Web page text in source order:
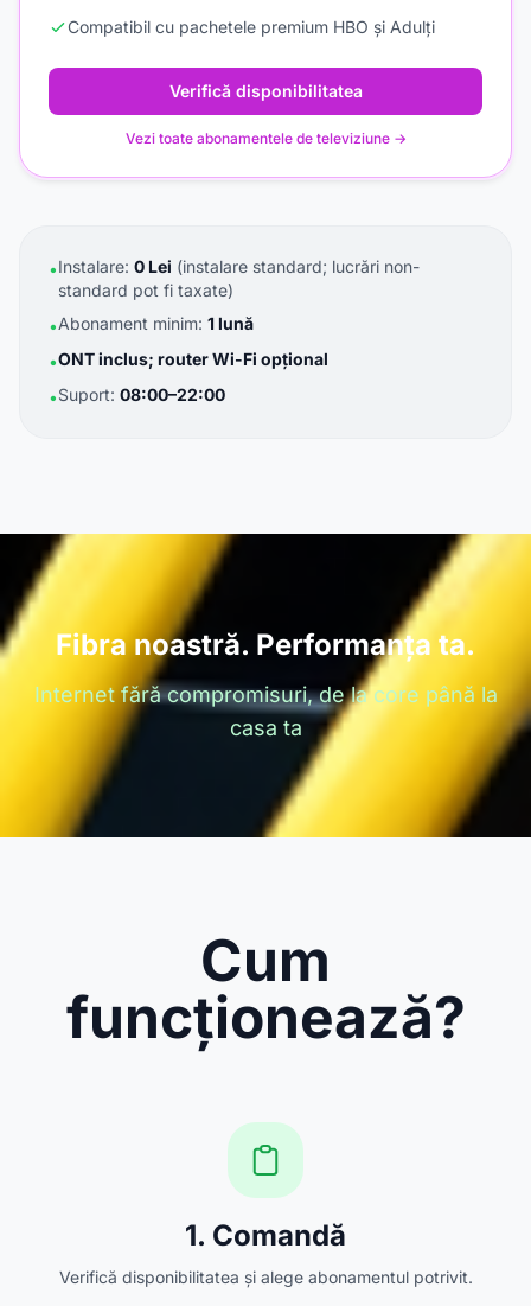
Compatibil cu pachetele premium HBO și Adulți
Verifică disponibilitatea
Vezi toate abonamentele de televiziune →
•Instalare: 0 Lei (instalare standard; lucrări non-
standard pot fi taxate)
•Abonament minim: 1 lună
•ONT inclus; router Wi-Fi opțional
•Suport: 08:00–22:00
Fibra noastră. Performanța ta.
Internet fără compromisuri, de la core până la
casa ta
Cum
funcționează?
1. Comandă
Verifică disponibilitatea și alege abonamentul potrivit.